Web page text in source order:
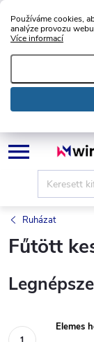
Používáme cookies,
analýze provozu
Více informací
Ugrás
Ruházat
Fűtött
Elemes